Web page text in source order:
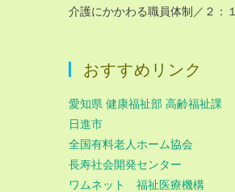
介護にかかわる職員体制／２：
おすすめリンク
愛知県 健康福祉部 高齢福祉課
日進市
全国有料老人ホーム協会
長寿社会開発センター
ワムネット 福祉医療機構